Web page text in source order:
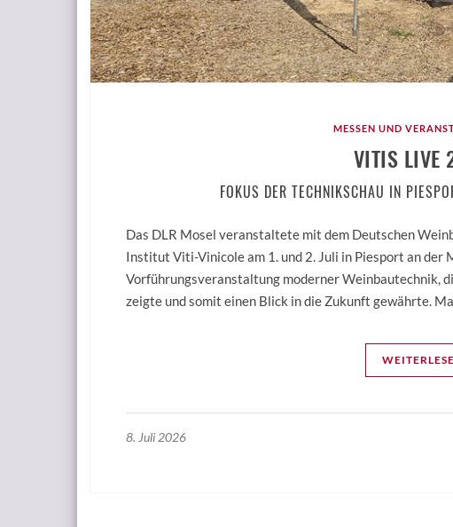
MESSEN UND
VITIS LIVE
FOKUS DER TECHNIKSCHAU IN
Das DLR Mosel veranstaltete mit dem Deutschen
Institut Viti-Vinicole am 1. und 2. Juli in Piesport an der
Vorführungsveranstaltung moderner Weinbautechnik,
zeigte und somit einen Blick in die Zukunft gewährte.
8. Juli 2026